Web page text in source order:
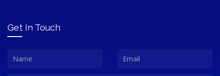
Get In Touch